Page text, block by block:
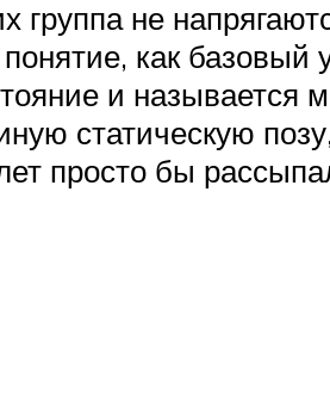
группа не
как базовый
и
статическую
просто бы